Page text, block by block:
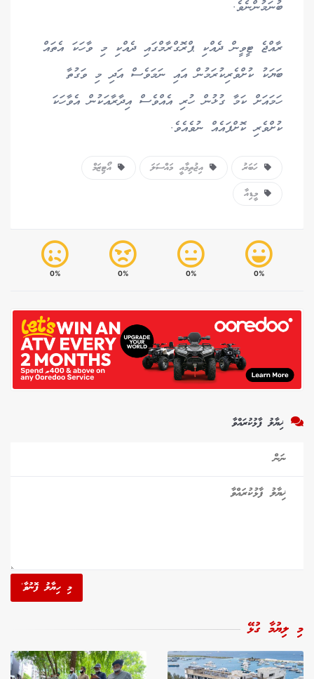
ބުނަމުންނެވެ.
ރާއްޖެ ޓީވީން ދެއްކި ޕްރޮގްރާމްގައި ދެއްކި މި ވާހަކަ އެތައް
ބަޔަކު ކުށްވެރިކުރަމުން އައި ނަމަވެސް އަދި މި ވަގުތާ
ހަމައަށް ކަމާ ގުޅުން ހުރި އެއްވެސް އިދާރާއަކުން އެވާހަކަ
ކުށްވެރި ކޮށްފައެއް ނުވެއެވެ.
ހަބަރު އިޖުތިމާއީ މައްސަލަ
އޯޓިޒަމް
މީޑިއާ
0%
0%
0%
0%
ޚިޔާލު ފާޅުކުރައްވާ
މި ހިޔާލު ފޮނުވާ'
މި ލިޔުމާ ގުޅޭ